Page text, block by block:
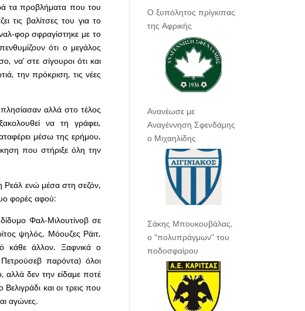
τα προβλήματα που του
τις βαλίτσες του για το
φορ σφραγίστηκε με το
ότι ο μεγάλος
να’ στε σίγουροι ότι και
την πρόκριση, τις νέες
αλλά στο τέλος
να τη γράφει,
μέσω της ερήμου,
που στήριξε όλη την
Ρεάλ ενώ μέσα στη σεζόν,
φορές αφού:
Φαλ-Μιλουτίνοβ σε
ψηλός, Μόουζες Ράιτ,
κάθε άλλον. Ξαφνικά ο
παρόντα) όλοι
αλλά δεν την είδαμε ποτέ
και οι τρεις που
αγώνες.
Ο ξυπόλητος πρίγκιπας
της Αφρικής
Ανανέωσε με
Αναγέννηση Σφενδάμης
ο Μιχαηλίδης
Σάκης Μπουκουβάλας,
ο “πολυπράγμων” του
ποδοσφαίρου